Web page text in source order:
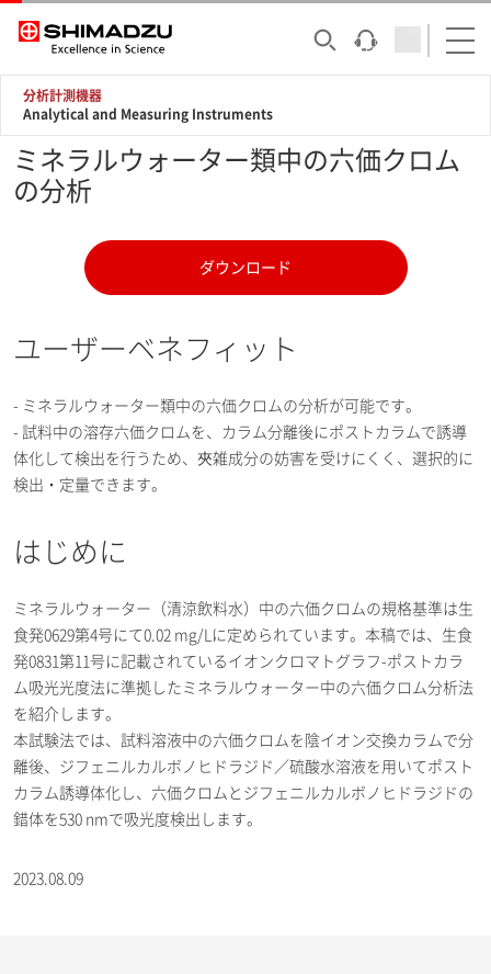
分析計測機器
Analytical and Measuring Instruments
ミネラルウォーター類中の六価クロム
の分析
ダウンロード
ユーザーベネフィット
- ミネラルウォーター類中の六価クロムの分析が可能です。
- 試料中の溶存六価クロムを、カラム分離後にポストカラムで誘導
体化して検出を行うため、夾雑成分の妨害を受けにくく、選択的に
検出・定量できます。
はじめに
ミネラルウォーター（清涼飲料水）中の六価クロムの規格基準は生
食発0629第4号にて0.02 mg/Lに定められています。本稿では、生食
発0831第11号に記載されているイオンクロマトグラフ-ポストカラ
ム吸光光度法に準拠したミネラルウォーター中の六価クロム分析法
を紹介します。
本試験法では、試料溶液中の六価クロムを陰イオン交換カラムで分
離後、ジフェニルカルボノヒドラジド／硫酸水溶液を用いてポスト
カラム誘導体化し、六価クロムとジフェニルカルボノヒドラジドの
錯体を530 nmで吸光度検出します。
2023.08.09